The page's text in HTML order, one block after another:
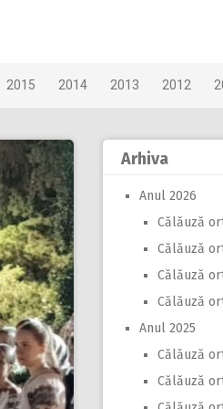
2015 2014 2013 2012
Arhiva
Anul 2026
Călăuză
Călăuză
Călăuză
Călăuză
Anul 2025
Călăuză
Călăuză